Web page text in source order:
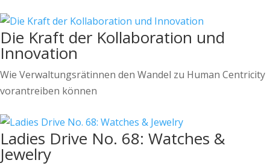
Die Kraft der Kollaboration und
Innovation
Wie Verwaltungsrätinnen den Wandel zu Human Centricity
vorantreiben können
Ladies Drive No. 68: Watches &
Jewelry